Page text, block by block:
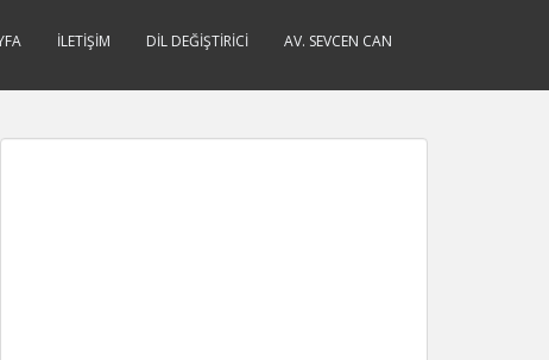
İLETIŞIM DIL DEĞIŞTIRICI AV. SEVCEN CAN